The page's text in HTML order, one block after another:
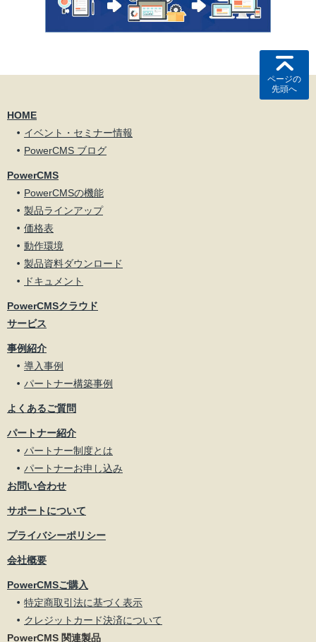
ページの
先頭へ
HOME
イベント・セミナー情報
PowerCMS ブログ
PowerCMS
PowerCMSの機能
製品ラインアップ
価格表
動作環境
製品資料ダウンロード
ドキュメント
PowerCMSクラウド
サービス
事例紹介
導入事例
パートナー構築事例
よくあるご質問
パートナー紹介
パートナー制度とは
パートナーお申し込み
お問い合わせ
サポートについて
プライバシーポリシー
会社概要
PowerCMSご購入
特定商取引法に基づく表示
クレジットカード決済について
PowerCMS 関連製品